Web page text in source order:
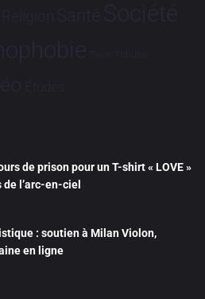
Religion Santé Société
Tech Tribune
Études
de prison pour un T-shirt « LOVE »
l’arc-en-ciel
: soutien à Milan Violon,
en ligne